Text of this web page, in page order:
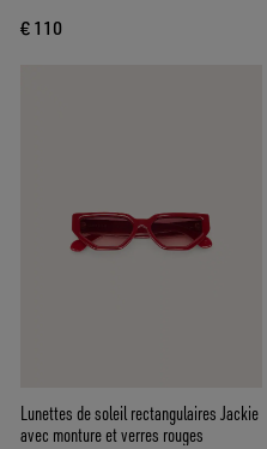
€ 110
Lunettes de soleil rectangulaires Jackie
avec monture et verres rouges